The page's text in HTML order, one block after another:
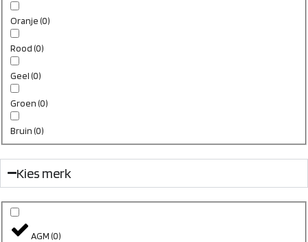
Oranje(0)
Rood(0)
Geel(0)
Groen(0)
Bruin(0)
Kies merk
AGM(0)